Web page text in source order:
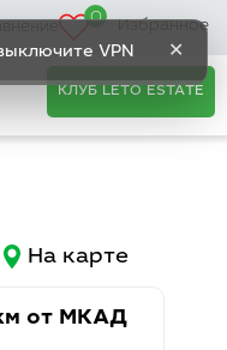
VPN ✕
0 Избранное
КЛУБ LETO ESTATE
На карте
от МКАД